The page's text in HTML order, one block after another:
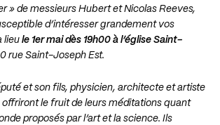
» de messieurs Hubert et Nicolas Reeves,
d’intéresser grandement vos
lieu le 1er mai dès 19h00 à l’église Saint-
rue Saint-Joseph Est.
et son fils, physicien, architecte et artiste
le fruit de leurs méditations quant
proposés par l’art et la science. Ils